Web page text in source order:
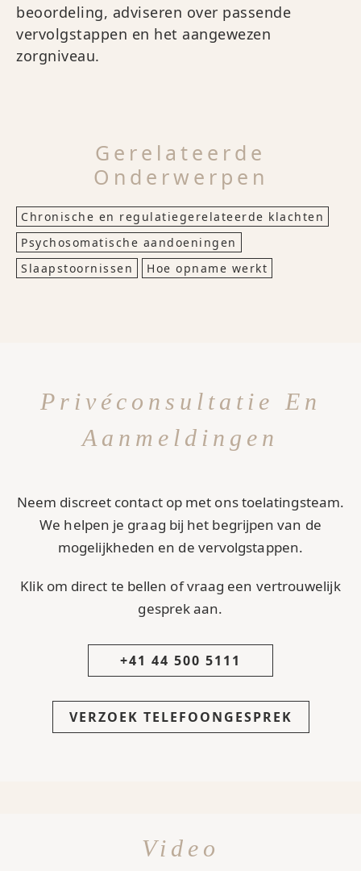
beoordeling, adviseren over passende
vervolgstappen en het aangewezen
zorgniveau.
Gerelateerde
Onderwerpen
Chronische en regulatiegerelateerde klachten
Psychosomatische aandoeningen
Slaapstoornissen
Hoe opname werkt
Privéconsultatie En
Aanmeldingen
Neem discreet contact op met ons toelatingsteam.
We helpen je graag bij het begrijpen van de
mogelijkheden en de vervolgstappen.
Klik om direct te bellen of vraag een vertrouwelijk
gesprek aan.
+41 44 500 5111
VERZOEK TELEFOONGESPREK
Video